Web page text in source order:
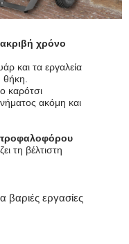
ακριβή χρόνο
και τα εργαλεία
θήκη.
καρότσι
ακόμη και
τη βέλτιστη
βαριές εργασίες